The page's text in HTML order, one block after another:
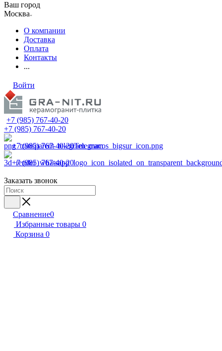
Ваш город
Москва
О компании
Доставка
Оплата
Контакты
...
Войти
+7 (985) 767-40-20
+7 (985) 767-40-20
+7 (985) 767-40-20Telegram
+7 (985) 767-40-20
Заказать звонок
Сравнение0
Избранные товары 0
Корзина 0